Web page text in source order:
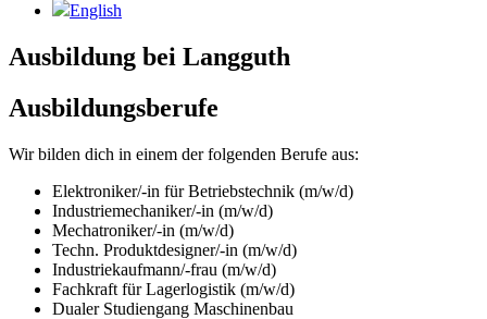
English
Ausbildung bei Langguth
Ausbildungsberufe
Wir bilden dich in einem der folgenden Berufe aus:
Elektroniker/-in für Betriebstechnik (m/w/d)
Industriemechaniker/-in (m/w/d)
Mechatroniker/-in (m/w/d)
Techn. Produktdesigner/-in (m/w/d)
Industriekaufmann/-frau (m/w/d)
Fachkraft für Lagerlogistik (m/w/d)
Dualer Studiengang Maschinenbau